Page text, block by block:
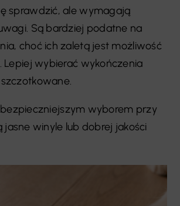
sprawdzić, ale wymagają
Są bardziej podatne na
choć ich zaletą jest możliwość
Lepiej wybierać wykończenia
wyborem przy
jasne winyle lub dobrej jakości